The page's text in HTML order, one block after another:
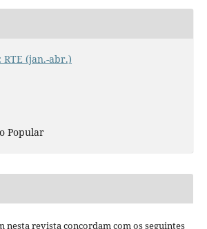
RTE (jan.-abr.)
Popular
nesta revista concordam com os seguintes